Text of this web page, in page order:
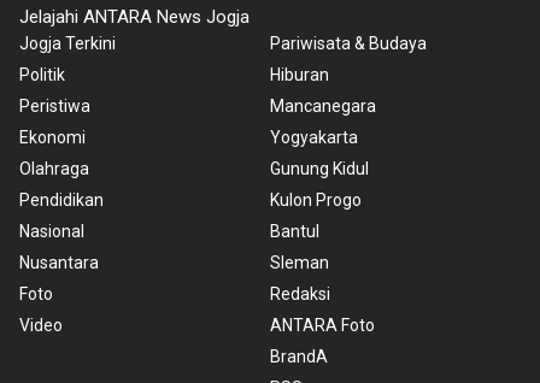
Jelajahi ANTARA News Jogja
Jogja Terkini
Politik
Peristiwa
Ekonomi
Olahraga
Pendidikan
Nasional
Nusantara
Foto
Video
Pariwisata & Budaya
Hiburan
Mancanegara
Yogyakarta
Gunung Kidul
Kulon Progo
Bantul
Sleman
Redaksi
ANTARA Foto
BrandA